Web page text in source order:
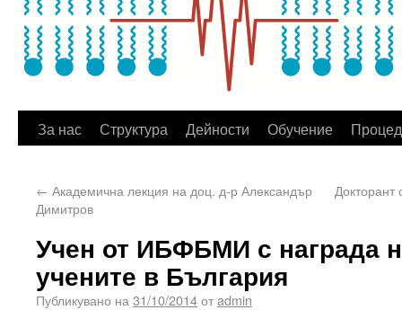
За нас Структура Дейности Обучение
← Академична лекция на доц. д-р Александър
Димитров
Учен от ИБФБМИ с награда
учените в България
Публикувано на 31/10/2014отadmin